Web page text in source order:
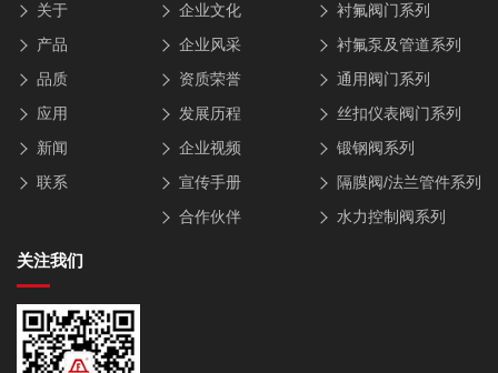
关于
产品
品质
应用
新闻
联系
企业文化
企业风采
资质荣誉
发展历程
企业视频
宣传手册
合作伙伴
衬氟阀门系列
衬氟泵及管道系列
通用阀门系列
丝扣仪表阀门系列
锻钢阀系列
隔膜阀/法兰管件系列
水力控制阀系列
关注我们